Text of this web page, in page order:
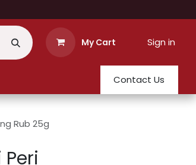
My Cart Sign in
Contact Us
Rub 25g